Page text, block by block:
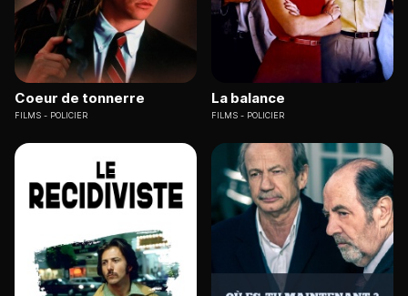
Coeur de tonnerre
FILMS POLICIER
La balance
FILMS POLICIER